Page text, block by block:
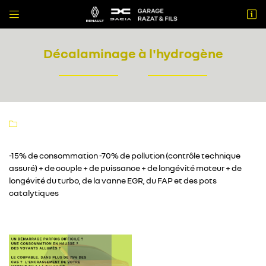
 
56 avenue du Lauragais
05 61 08 66 76
 Adresse email de réception
Rafraîchir le captcha
Décalaminage à l'hydrogène

-15% de consommation -70% de pollution (contrôle technique
assuré) + de couple + de puissance + de longévité moteur + de
longévité du turbo, de la vanne EGR, du FAP et des pots
catalytiques